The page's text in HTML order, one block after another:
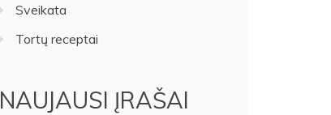
Sveikata
Tortų receptai
NAUJAUSI ĮRAŠAI